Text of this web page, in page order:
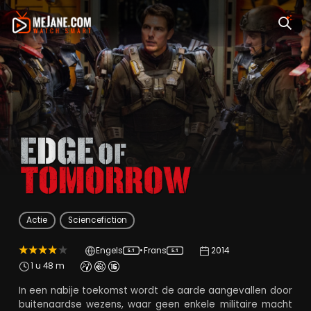
Edge of Tomorrow
Actie Sciencefiction
Engels 5.1 •Frans 5.1
2014
1 u 48 m
In een nabije toekomst wordt de aarde aangevallen door
buitenaardse wezens, waar geen enkele militaire macht